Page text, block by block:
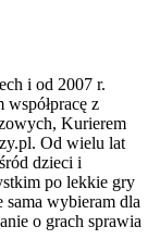
i od 2007 r.
współpracę z
Kurierem
Od wielu lat
dzieci i
po lekkie gry
sama wybieram dla
o grach sprawia